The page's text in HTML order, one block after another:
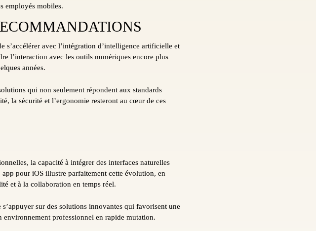
employés mobiles.
s’accélérer avec l’intégration d’intelligence artificielle et
l’interaction avec les outils numériques encore plus
années.
qui non seulement répondent aux standards
la sécurité et l’ergonomie resteront au cœur de ces
la capacité à intégrer des interfaces naturelles
pour iOS illustre parfaitement cette évolution, en
et à la collaboration en temps réel.
sur des solutions innovantes qui favorisent une
professionnel en rapide mutation.